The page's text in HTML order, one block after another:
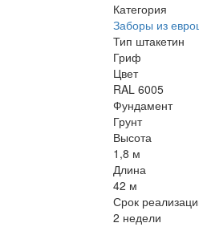
Категория
Заборы из
Тип штакетин
Гриф
Цвет
RAL 6005
Фундамент
Грунт
Высота
1,8 м
Длина
42 м
Срок
2 недели